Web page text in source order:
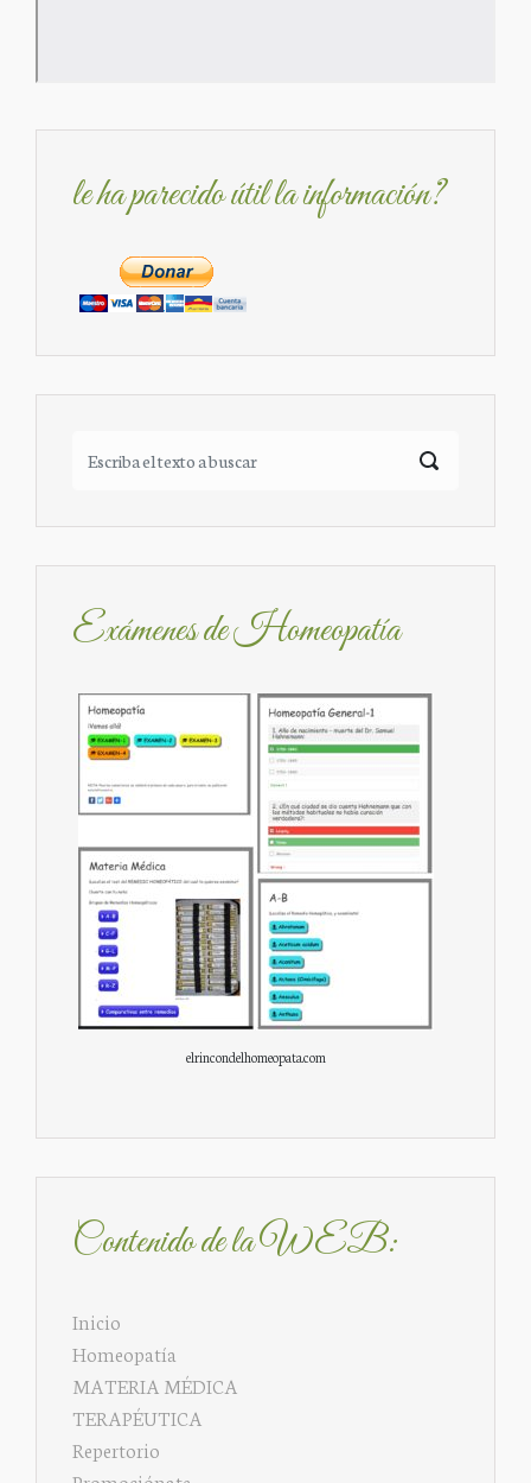
le ha parecido útil la información?
Exámenes de Homeopatía
elrincondelhomeopata.com
Contenido de la WEB:
Inicio
Homeopatía
MATERIA MÉDICA
TERAPÉUTICA
Repertorio